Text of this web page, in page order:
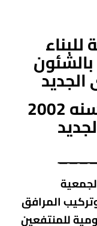
الجديد
المشهرة برقم 35 لسنه 2002
المرافق
للمنتفعين